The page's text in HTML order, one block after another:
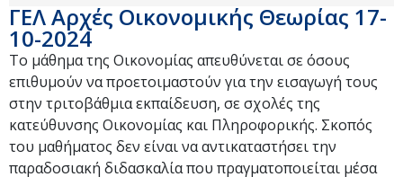
ΓΕΛ Αρχές Οικονομικής Θεωρίας 17-
10-2024
Το μάθημα της Οικονομίας απευθύνεται σε όσους
επιθυμούν να προετοιμαστούν για την εισαγωγή τους
στην τριτοβάθμια εκπαίδευση, σε σχολές της
κατεύθυνσης Οικονομίας και Πληροφορικής. Σκοπός
του μαθήματος δεν είναι να αντικαταστήσει την
παραδοσιακή διδασκαλία που πραγματοποιείται μέσα